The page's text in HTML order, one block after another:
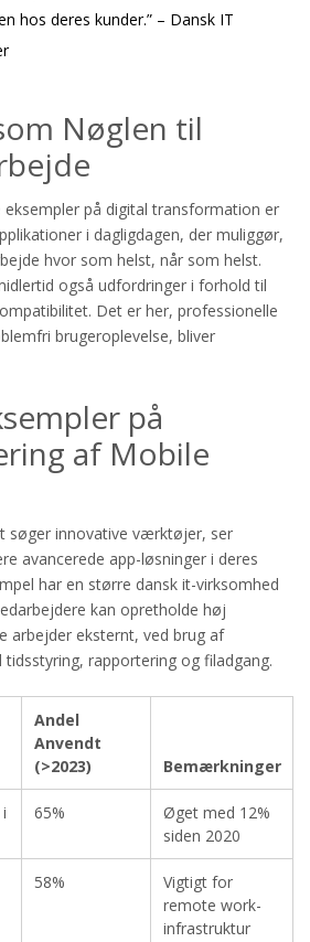
hos deres kunder.” – Dansk IT
Nøglen til
på digital transformation er
i dagligdagen, der muliggør,
hvor som helst, når som helst.
også udfordringer i forhold til
Det er her, professionelle
brugeroplevelse, bliver
på
af Mobile
søger innovative værktøjer, ser
avancerede app-løsninger i deres
har en større dansk it-virksomhed
kan opretholde høj
arbejder eksternt, ved brug af
tidsstyring, rapportering og filadgang.
Andel
Anvendt
(>2023)
Bemærkninger
65%
Øget med 12%
siden 2020
58%
Vigtigt for
remote work-
infrastruktur